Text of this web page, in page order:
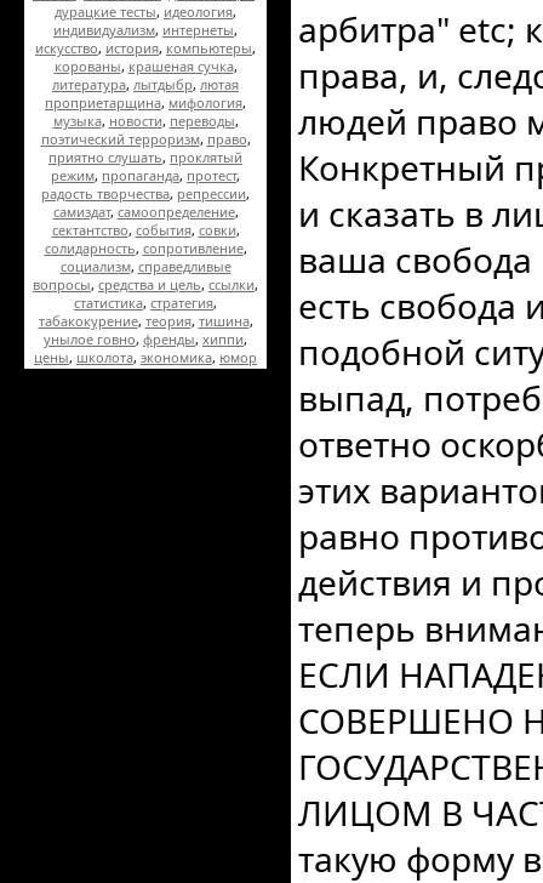
дурацкие тесты, идеология,
индивидуализм, интернеты,
искусство, история, компьютеры,
корованы, крашеная сучка,
литература, лытдыбр, лютая
проприетарщина, мифология,
музыка, новости, переводы,
поэтический терроризм, право,
приятно слушать, проклятый
режим, пропаганда, протест,
радость творчества, репрессии,
самиздат, самоопределение,
сектантство, события, совки,
солидарность, сопротивление,
социализм, справедливые
вопросы, средства и цель, ссылки,
статистика, стратегия,
табакокурение, теория, тишина,
унылое говно, френды, хиппи,
цены, школота, экономика, юмор
арбитра" etc;
права, и,
людей право
Конкретный
и сказать в
ваша
есть свобода
подобной
выпад,
ответно
этих
равно
действия и
теперь
ЕСЛИ
СОВЕРШЕНО
ЛИЦОМ В
такую форму